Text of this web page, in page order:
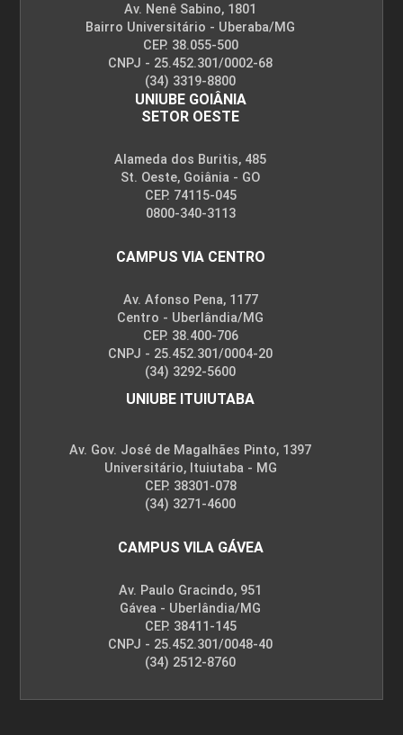
Av. Nenê Sabino, 1801
Bairro Universitário - Uberaba/MG
CEP. 38.055-500
CNPJ - 25.452.301/0002-68
(34) 3319-8800
UNIUBE GOIÂNIA
SETOR OESTE
Alameda dos Buritis, 485
St. Oeste, Goiânia - GO
CEP. 74115-045
0800-340-3113
CAMPUS VIA CENTRO
Av. Afonso Pena, 1177
Centro - Uberlândia/MG
CEP. 38.400-706
CNPJ - 25.452.301/0004-20
(34) 3292-5600
UNIUBE ITUIUTABA
Av. Gov. José de Magalhães Pinto, 1397
Universitário, Ituiutaba - MG
CEP. 38301-078
(34) 3271-4600
CAMPUS VILA GÁVEA
Av. Paulo Gracindo, 951
Gávea - Uberlândia/MG
CEP. 38411-145
CNPJ - 25.452.301/0048-40
(34) 2512-8760